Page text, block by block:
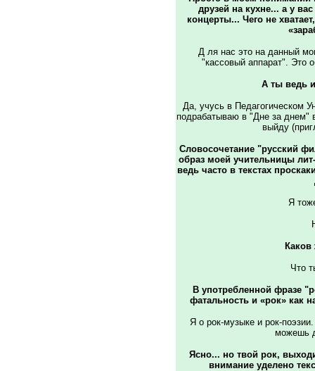
друзей на кухне... а у
концерты... Чего не
Д ля нас это на данный
"кассовый аппарат". Это
А ты ведь
Да, учусь в Педагогическом
подрабатываю в "Дне за днем"
выйду
Словосочетание "русский
образ моей учительницы
ведь часто в текстах
Я
Что
В употребленной фразе
фатальность и «рок» как
Я о рок-музыке и рок-
можешь
Ясно... но твой рок,
внимание уделено